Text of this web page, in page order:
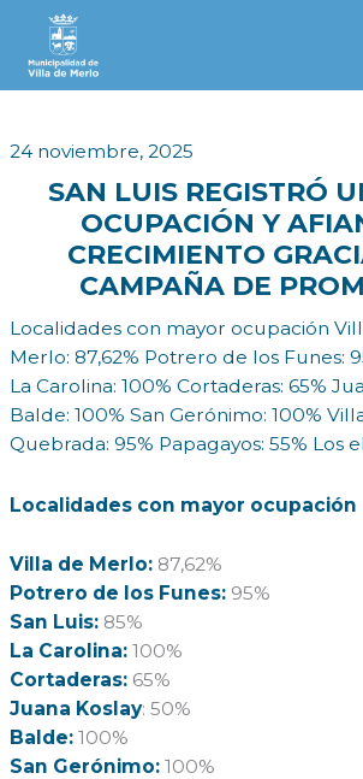
contenido
24 noviembre, 2025
SAN LUIS REGISTRÓ
OCUPACIÓN Y
CRECIMIENTO
CAMPAÑA DE
Localidades con mayor ocupación
Merlo: 87,62% Potrero de los Funes:
La Carolina: 100% Cortaderas: 65%
Balde: 100% San Gerónimo: 100%
Quebrada: 95% Papagayos: 55% Los
Localidades con mayor ocupación
Villa de Merlo: 87,62%
Potrero de los Funes: 95%
San Luis: 85%
La Carolina: 100%
Cortaderas: 65%
Juana Koslay: 50%
Balde:100%
San Gerónimo: 100%